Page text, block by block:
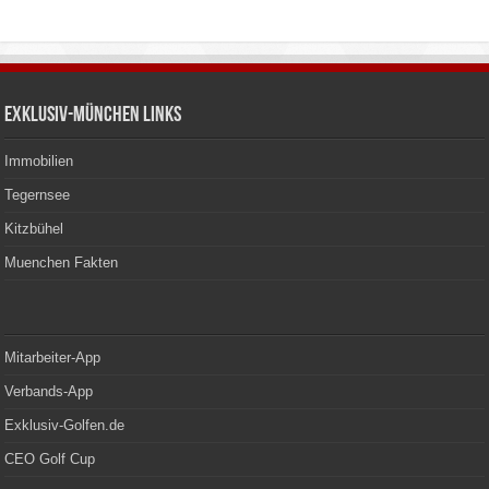
Exklusiv-München Links
Immobilien
Tegernsee
Kitzbühel
Muenchen Fakten
Mitarbeiter-App
Verbands-App
Exklusiv-Golfen.de
CEO Golf Cup